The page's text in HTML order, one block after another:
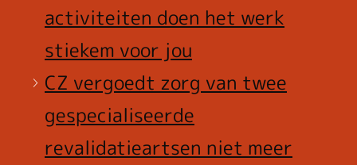
activiteiten doen het werk
stiekem voor jou
CZ vergoedt zorg van twee
gespecialiseerde
revalidatieartsen niet meer